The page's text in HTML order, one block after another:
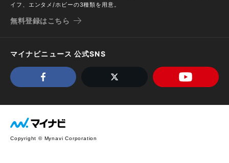
イフ、エンタメ/ホビーの3種類を用意。
無料登録はこちら
マイナビニュース 公式SNS
Copyright © Mynavi Corporation